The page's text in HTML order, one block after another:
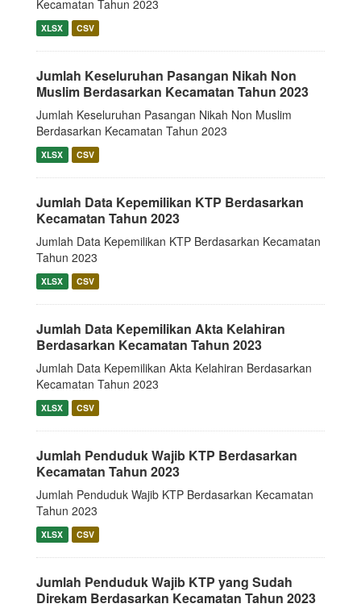
Kecamatan Tahun 2023
XLSX CSV
Jumlah Keseluruhan Pasangan Nikah Non
Muslim Berdasarkan Kecamatan Tahun 2023
Jumlah Keseluruhan Pasangan Nikah Non Muslim
Berdasarkan Kecamatan Tahun 2023
XLSX CSV
Jumlah Data Kepemilikan KTP Berdasarkan
Kecamatan Tahun 2023
Jumlah Data Kepemilikan KTP Berdasarkan Kecamatan
Tahun 2023
XLSX CSV
Jumlah Data Kepemilikan Akta Kelahiran
Berdasarkan Kecamatan Tahun 2023
Jumlah Data Kepemilikan Akta Kelahiran Berdasarkan
Kecamatan Tahun 2023
XLSX CSV
Jumlah Penduduk Wajib KTP Berdasarkan
Kecamatan Tahun 2023
Jumlah Penduduk Wajib KTP Berdasarkan Kecamatan
Tahun 2023
XLSX CSV
Jumlah Penduduk Wajib KTP yang Sudah
Direkam Berdasarkan Kecamatan Tahun 2023